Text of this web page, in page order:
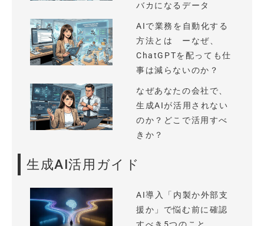
バカになるデータ
AIで業務を自動化する
方法とは ーなぜ、
ChatGPTを配っても仕
事は減らないのか？
なぜあなたの会社で、
生成AIが活用されない
のか？どこで活用すべ
きか？
生成AI活用ガイド
AI導入「内製か外部支
援か」で悩む前に確認